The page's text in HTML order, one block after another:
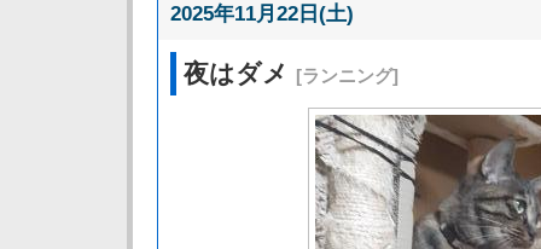
2025年11月22日(土)
夜はダメ [ランニング]